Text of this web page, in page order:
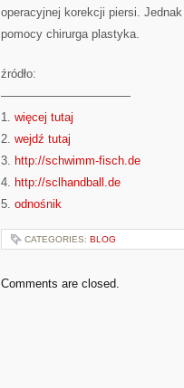
operacyjnej korekcji piersi.
pomocy chirurga plastyka.
źródło:
———————————
1. więcej tutaj
2. wejdź tutaj
3. http://schwimm-fisch.de
4. http://sclhandball.de
5. odnośnik
CATEGORIES: BLOG
Comments are closed.